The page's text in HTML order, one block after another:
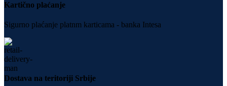
Kartično plaćanje
Sigurno plaćanje platnm karticama - banka Intesa
Dostava na teritoriji Srbije